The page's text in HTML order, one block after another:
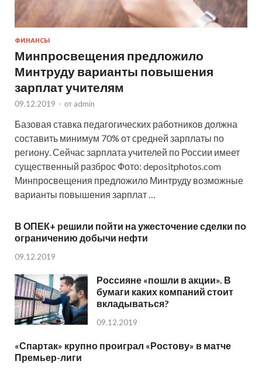
ФИНАНСЫ
Минпросвещения предложило
Минтруду варианты повышения
зарплат учителям
09.12.2019 - от admin
Базовая ставка педагогических работников должна
составить минимум 70% от средней зарплаты по
региону. Сейчас зарплата учителей по России имеет
существенный разброс Фото: depositphotos.com
Минпросвещения предложило Минтруду возможные
варианты повышения зарплат …
В ОПЕК+ решили пойти на ужесточение сделки по
ограничению добычи нефти
09.12.2019
Россияне «пошли в акции». В
бумаги каких компаний стоит
вкладываться?
09.12.2019
«Спартак» крупно проиграл «Ростову» в матче
Премьер-лиги